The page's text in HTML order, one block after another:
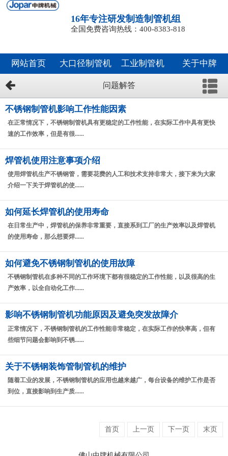
16年专注研发制造制管机组
全国免费咨询热线：400-8383-818
网站首页 大口径制管机 工业制管机 关于中牌
问题解答
不锈钢制管机影响工作性能因素
在正常情况下，不锈钢制管机具有更稳定的工作性能，在实际工作中具有更快
速的工作效率，但是有很......
焊管机使用注意事项介绍
使用焊管机生产不锈钢管，需要花费的人工和技术支持非常大，接下来为大家
介绍一下关于焊管机的使......
如何延长焊管机的使用寿命
在日常生产中，焊管机的保养非常重要，直接系到工厂的生产效率以及焊管机
的使用寿命，那么想要焊......
如何避免不锈钢制管机的使用故障
不锈钢制管机在多种不同的工作环境下都有很稳定的工作性能，以及很高的生
产效率，以全自动化工作......
影响不锈钢制管机功能原因及避免突发故障介
正常情况下，不锈钢制管机的工作性能非常稳定，在实际工作的快率高，但有
些细节问题会影响到不锈......
关于不锈钢装饰管制管机的维护
随着工业的发展，不锈钢制管机的应用也越来越广，每台设备的维护工作是否
到位，直接影响到生产质......
首页 上一页 下一页 末页